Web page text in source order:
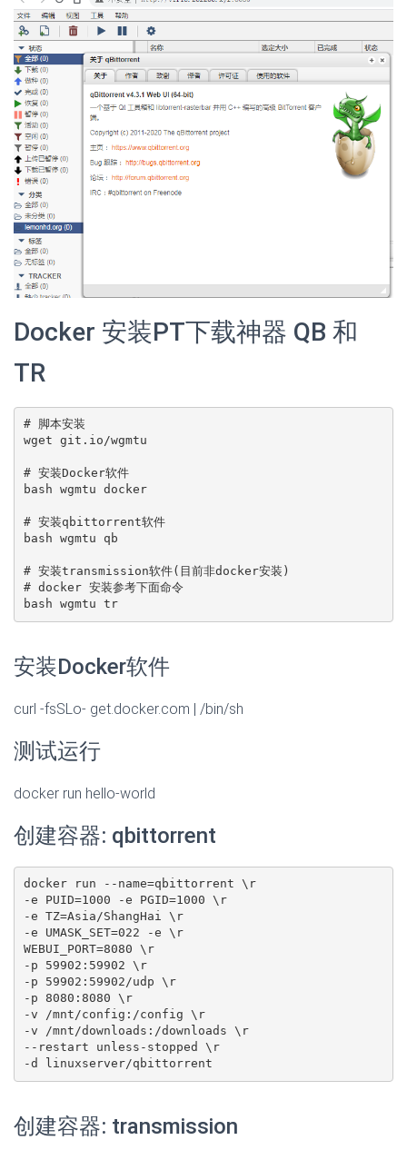
Docker 安装PT下载神器 QB 和
TR
# 脚本安装
wget git.io/wgmtu
# 安装Docker软件
bash wgmtu docker
# 安装qbittorrent软件
bash wgmtu qb
# 安装transmission软件(目前非docker安装)
# docker 安装参考下面命令
bash wgmtu tr
安装Docker软件
curl -fsSLo- get.docker.com | /bin/sh
测试运行
docker run hello-world
创建容器: qbittorrent
docker run --name=qbittorrent \r
-e PUID=1000 -e PGID=1000 \r
-e TZ=Asia/ShangHai \r
-e UMASK_SET=022 -e \r
WEBUI_PORT=8080 \r
-p 59902:59902 \r
-p 59902:59902/udp \r
-p 8080:8080 \r
-v /mnt/config:/config \r
-v /mnt/downloads:/downloads \r
--restart unless-stopped \r
-d linuxserver/qbittorrent
创建容器: transmission